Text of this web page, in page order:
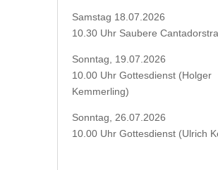
Samstag 18.07.2026
10.30 Uhr Saubere
Sonntag, 19.07.2026
10.00 Uhr Gottesdienst (Holger
Kemmerling)
Sonntag, 26.07.2026
10.00 Uhr Gottesdienst (Ulrich